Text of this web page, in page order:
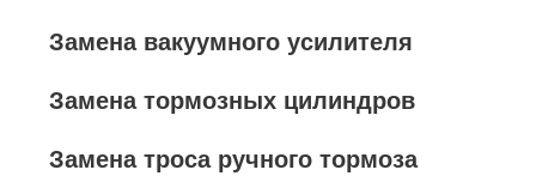
Замена вакуумного усилителя
Замена тормозных цилиндров
Замена троса ручного тормоза